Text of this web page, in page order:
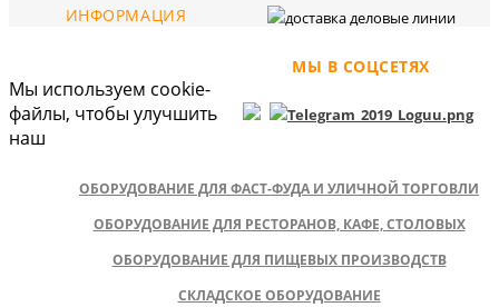
МЫ В СОЦСЕТЯХ
ОБОРУДОВАНИЕ ДЛЯ ФАСТ-ФУДА И УЛИЧНОЙ ТОРГОВЛИ
ОБОРУДОВАНИЕ ДЛЯ РЕСТОРАНОВ, КАФЕ, СТОЛОВЫХ
ОБОРУДОВАНИЕ ДЛЯ ПИЩЕВЫХ ПРОИЗВОДСТВ
СКЛАДСКОЕ ОБОРУДОВАНИЕ
ИНФОРМАЦИЯ
Мы используем cookie-
файлы, чтобы улучшить
наш